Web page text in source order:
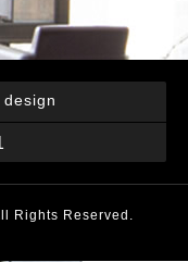
design
Rights Reserved.